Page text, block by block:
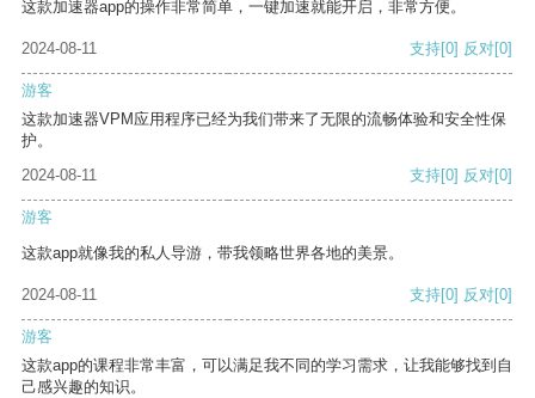
这款加速器app的操作非常简单，一键加速就能开启，非常方便。
2024-08-11 支持[0] 反对[0]
游客
这款加速器VPM应用程序已经为我们带来了无限的流畅体验和安全性保
护。
2024-08-11
支持[0] 反对[0]
游客
这款app就像我的私人导游，带我领略世界各地的美景。
2024-08-11 支持[0] 反对[0]
游客
这款app的课程非常丰富，可以满足我不同的学习需求，让我能够找到自
己感兴趣的知识。